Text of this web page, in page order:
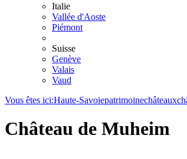
Italie
Vallée d'Aoste
Piémont
Suisse
Genève
Valais
Vaud
Vous êtes ici:Haute-Savoiepatrimoinechâteaux
Château de Muheim